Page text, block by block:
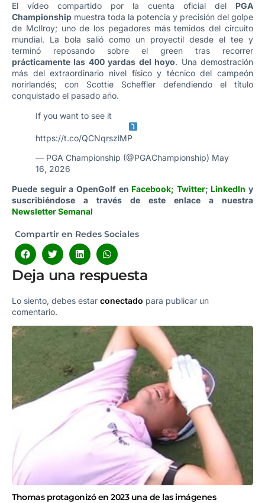
El vídeo compartido por la cuenta oficial del PGA
Championship muestra toda la potencia y precisión del golpe
de McIlroy; uno de los pegadores más temidos del circuito
mundial. La bola salió como un proyectil desde el tee y
terminó reposando sobre el green tras recorrer
prácticamente las 400 yardas del hoyo. Una demostración
más del extraordinario nivel físico y técnico del campeón
norirlandés; con Scottie Scheffler defendiendo el título
conquistado el pasado año.
If you want to see it
https://t.co/QCNqrszlMP
— PGA Championship (@PGAChampionship) May
16, 2026
Puede seguir a OpenGolf en Facebook; Twitter; LinkedIn y
suscribiéndose a través de este enlace a nuestra
Newsletter Semanal
Compartir en Redes Sociales
Deja una respuesta
Lo siento, debes estar conectado para publicar un
comentario.
Thomas protagonizó en 2023 una de las imágenes